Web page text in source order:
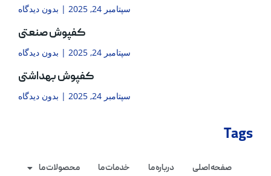
سپتامبر 24, 2025 بدون دیدگاه
کفپوش صنعتی
سپتامبر 24, 2025 بدون دیدگاه
کفپوش بهداشتی
سپتامبر 24, 2025 بدون دیدگاه
Tags
صفحه اصلی درباره ما خدمات ما
محصولات ما